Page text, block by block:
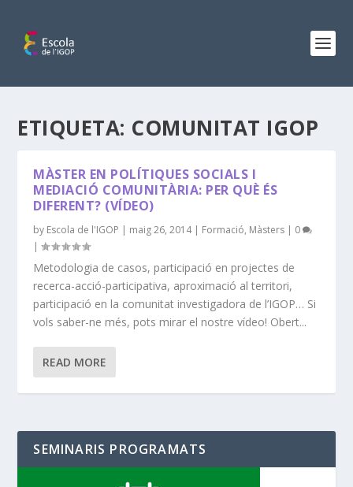
ETIQUETA: COMUNITAT IGOP
MÀSTER EN POLÍTIQUES SOCIALS I
MEDIACIÓ COMUNITÀRIA: PER QUÈ ÉS
DIFERENT? (VÍDEO)
by Escola de l'IGOP | maig 26, 2014| Formació, Màsters | 0
|
Metodologia de casos, participació en projectes de
recerca-acció-participativa, aproximació al territori,
participació en la comunitat investigadora de l’IGOP… Si
vols saber-ne més, pots mirar el nostre vídeo! Obert...
READ MORE
SEMINARIS PROGRAMATS